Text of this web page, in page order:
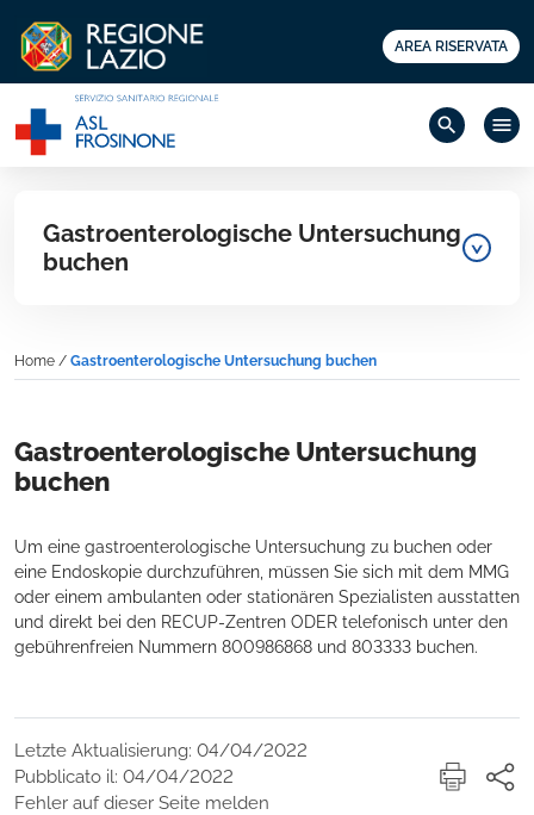
AREA RISERVATA
search menu
Gastroenterologische Untersuchung
buchen
Home / Gastroenterologische Untersuchung buchen
Gastroenterologische Untersuchung
buchen
Um eine gastroenterologische Untersuchung zu buchen oder
eine Endoskopie durchzuführen, müssen Sie sich mit dem MMG
oder einem ambulanten oder stationären Spezialisten ausstatten
und direkt bei den RECUP-Zentren ODER telefonisch unter den
gebührenfreien Nummern 800986868 und 803333 buchen.
Letzte Aktualisierung: 04/04/2022
Pubblicato il: 04/04/2022
Fehler auf dieser Seite melden